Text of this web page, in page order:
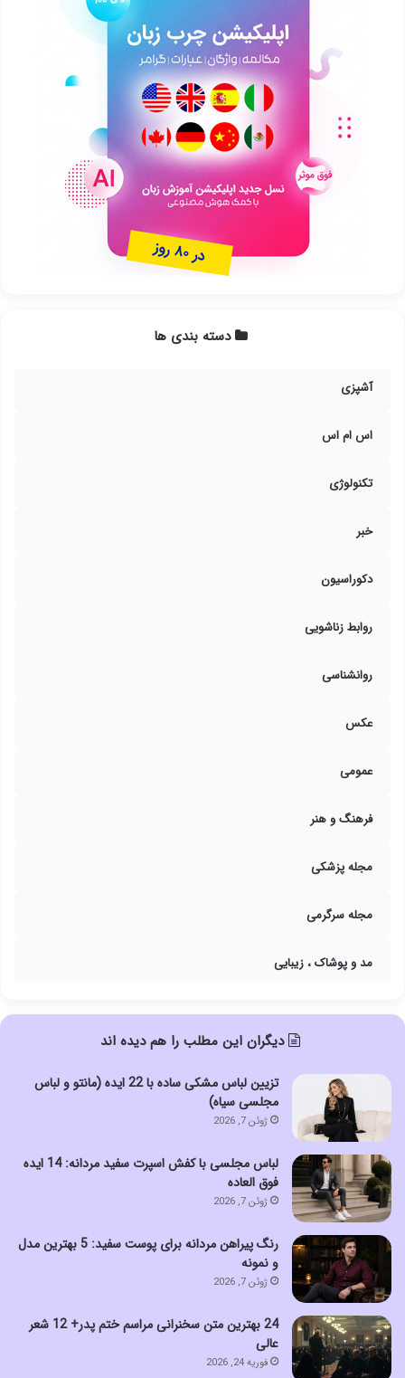
دسته بندی ها
آشپزی
اس ام اس
تکنولوژی
خبر
دکوراسیون
روابط زناشویی
روانشناسی
عکس
عمومی
فرهنگ و هنر
مجله پزشکی
مجله سرگرمی
مد و پوشاک ، زیبایی
دیگران این مطلب را هم دیده اند
تزیین لباس مشکی ساده با 22 ایده (مانتو و لباس
مجلسی سیاه)
ژوئن 7, 2026
لباس مجلسی با کفش اسپرت سفید مردانه: 14 ایده
فوق العاده
ژوئن 7, 2026
رنگ پیراهن مردانه برای پوست سفید: 5 بهترین مدل
و نمونه
ژوئن 7, 2026
24 بهترین متن سخنرانی مراسم ختم پدر+ 12 شعر
عالی
فوریه 24, 2026